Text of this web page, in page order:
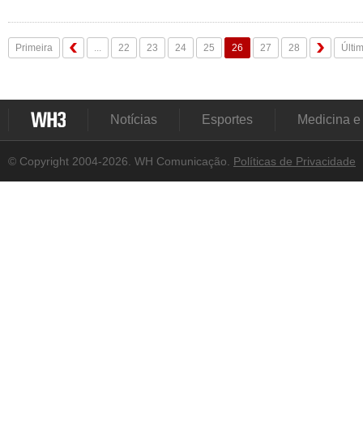
Primeira ... 22 23 24 25 26 27 28
Notícias Esportes Medicina
© Copyright 2004-2026. WH Comunicação. Políticas de Privacidade